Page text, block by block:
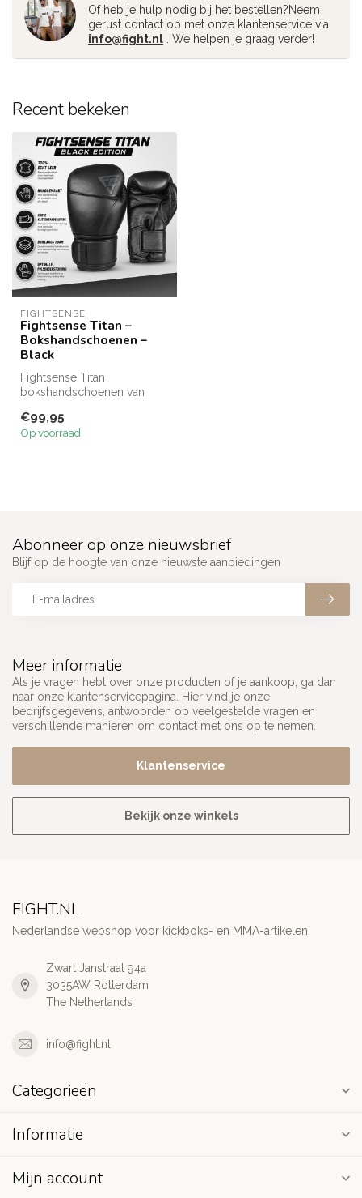
Of heb je hulp nodig bij het bestellen?Neem
gerust contact op met onze klantenservice via
info@fight.nl . We helpen je graag verder!
Recent bekeken
FIGHTSENSE
Fightsense Titan –
Bokshandschoenen –
Black
Fightsense Titan
bokshandschoenen van
drielaagse foamvulling ...
€99,95
Op voorraad
Meer informatie
Als je vragen hebt over onze producten of je aankoop, ga dan
naar onze klantenservicepagina. Hier vind je onze
bedrijfsgegevens, antwoorden op veelgestelde vragen en
verschillende manieren om contact met ons op te nemen.
Klantenservice
Bekijk onze winkels
Abonneer op onze nieuwsbrief
Blijf op de hoogte van onze nieuwste aanbiedingen
FIGHT.NL
Nederlandse webshop voor kickboks- en MMA-artikelen.
Zwart Janstraat 94a
3035AW Rotterdam
The Netherlands
info@fight.nl
Categorieën
Informatie
Mijn account